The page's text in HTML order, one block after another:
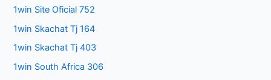
1win Site Oficial 752
1win Skachat Tj 164
1win Skachat Tj 403
1win South Africa 306